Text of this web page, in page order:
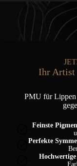
Ihr Artist
PMU für Lippen
Feinste
Perfekte